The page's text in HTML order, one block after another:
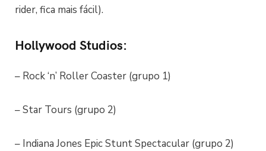
rider, fica mais fácil).
Hollywood Studios:
– Rock ‘n’ Roller Coaster (grupo 1)
– Star Tours (grupo 2)
– Indiana Jones Epic Stunt Spectacular (grupo 2)